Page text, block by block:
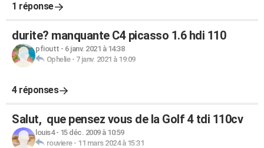
1 réponse
durite? manquante C4 picasso 1.6 hdi 110
pfioutt - 6 janv. 2021 à 14:38
Ophelie- 7 janv. 2021 à 19:09
4 réponses
Salut, que pensez vous de la Golf 4 tdi 110cv
louis4- 15 déc. 2009 à 10:59
rouviere- 11 mars 2024 à 15:31